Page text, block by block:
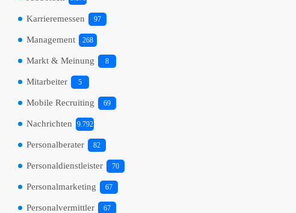
Karrieremessen 97
Management 268
Markt & Meinung 8
Mitarbeiter 5
Mobile Recruiting 69
Nachrichten 9.792
Personalberater 82
Personaldienstleister 70
Personalmarketing 67
Personalvermittler 67